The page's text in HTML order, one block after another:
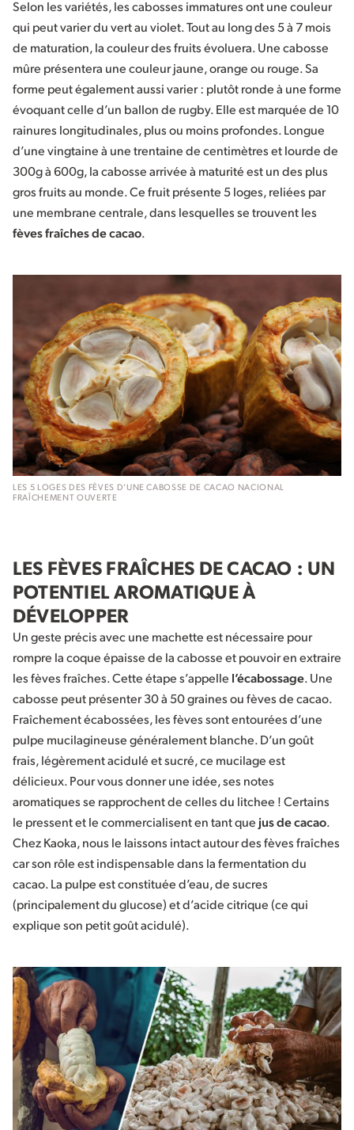
Selon les variétés, les cabosses immatures ont une couleur
qui peut varier du vert au violet. Tout au long des 5 à 7 mois
de maturation, la couleur des fruits évoluera. Une cabosse
mûre présentera une couleur jaune, orange ou rouge. Sa
forme peut également aussi varier : plutôt ronde à une forme
évoquant celle d’un ballon de rugby. Elle est marquée de 10
rainures longitudinales, plus ou moins profondes. Longue
d’une vingtaine à une trentaine de centimètres et lourde de
300g à 600g, la cabosse arrivée à maturité est un des plus
gros fruits au monde. Ce fruit présente 5 loges, reliées par
une membrane centrale, dans lesquelles se trouvent les
fèves fraîches de cacao.
LES 5 LOGES DES FÈVES D’UNE CABOSSE DE CACAO NACIONAL
FRAÎCHEMENT OUVERTE
LES FÈVES FRAÎCHES DE CACAO : UN
POTENTIEL AROMATIQUE À
DÉVELOPPER
Un geste précis avec une machette est nécessaire pour
rompre la coque épaisse de la cabosse et pouvoir en extraire
les fèves fraîches. Cette étape s’appelle l’écabossage. Une
cabosse peut présenter 30 à 50 graines ou fèves de cacao.
Fraîchement écabossées, les fèves sont entourées d’une
pulpe mucilagineuse généralement blanche. D’un goût
frais, légèrement acidulé et sucré, ce mucilage est
délicieux. Pour vous donner une idée, ses notes
aromatiques se rapprochent de celles du litchee ! Certains
le pressent et le commercialisent en tant que jus de cacao.
Chez Kaoka, nous le laissons intact autour des fèves fraîches
car son rôle est indispensable dans la fermentation du
cacao. La pulpe est constituée d’eau, de sucres
(principalement du glucose) et d’acide citrique (ce qui
explique son petit goût acidulé).